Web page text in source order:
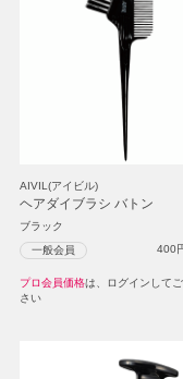
AIVIL(アイビル)
ヘアダイブラシ バトン
ブラック
一般会員 400
プロ会員価格は、ログインして
さい